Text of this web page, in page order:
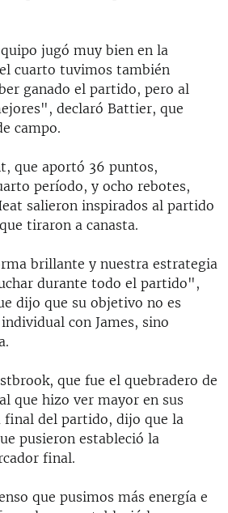
jugó muy bien en la
cuarto tuvimos también
ganado el partido, pero al
declaró Battier, que
campo.
que aportó 36 puntos,
período, y ocho rebotes,
salieron inspirados al partido
tiraron a canasta.
brillante y nuestra estrategia
durante todo el partido",
dijo que su objetivo no es
con James, sino
que fue el quebradero de
que hizo ver mayor en sus
final del partido, dijo que la
pusieron estableció la
final.
que pusimos más energía e